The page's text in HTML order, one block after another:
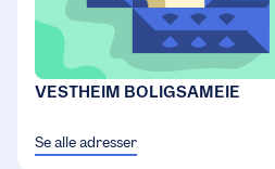
VESTHEIM BOLIGSAMEIE
Se alle adresser